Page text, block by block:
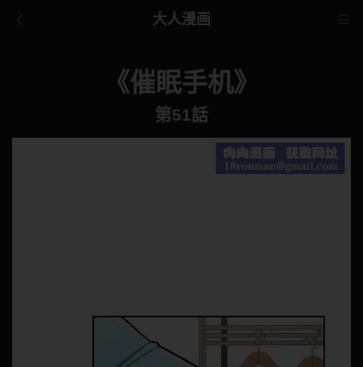
大人漫画
《催眠手机》
第51話